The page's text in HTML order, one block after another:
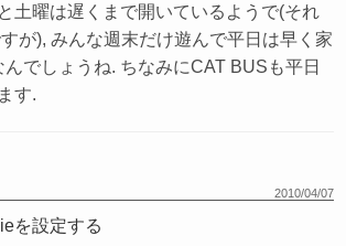
土曜は遅くまで開いているようで(それ
が), みんな週末だけ遊んで平日は早く家
でしょうね. ちなみにCAT BUSも平日
す.
2010/04/07
を設定する